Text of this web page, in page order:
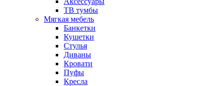
ТВ тумбы
Мягкая мебель
Банкетки
Кушетки
Стулья
Диваны
Кровати
Пуфы
Кресла